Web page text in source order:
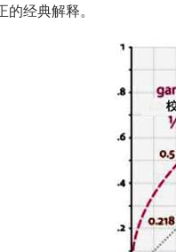
的经典解释。